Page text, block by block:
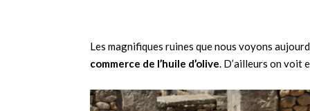
Les magnifiques ruines que nous voyons
commerce de l’huile d’olive. D’ailleurs on voit